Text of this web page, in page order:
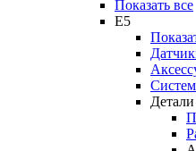
Показать все
E5
Детали